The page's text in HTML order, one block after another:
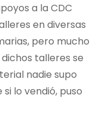
a la CDC
en diversas
pero mucho
talleres se
nadie supo
lo vendió, puso